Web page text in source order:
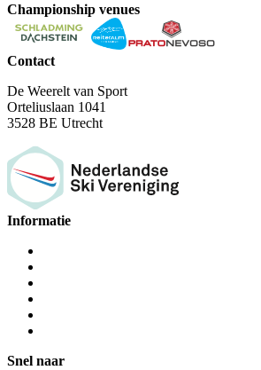
Championship venues
Contact
De Weerelt van Sport
Orteliuslaan 1041
3528 BE Utrecht
Informatie
Snel naar